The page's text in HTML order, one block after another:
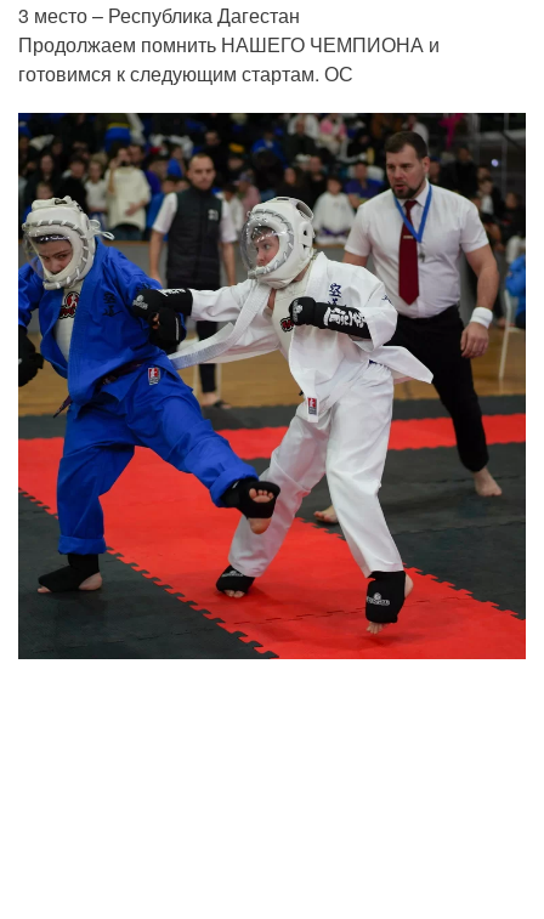
3 место – Республика Дагестан
Продолжаем помнить НАШЕГО ЧЕМПИОНА и
готовимся к следующим стартам. ОС